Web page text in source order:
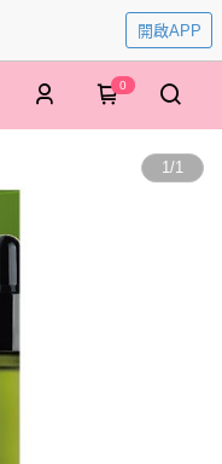
開啟APP
0
1/1